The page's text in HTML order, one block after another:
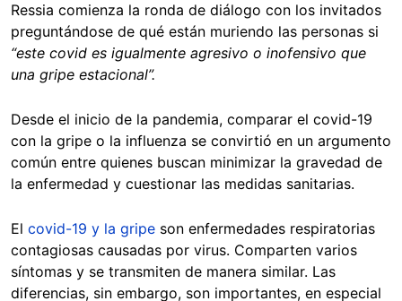
Ressia comienza la ronda de diálogo con los invitados
preguntándose de qué están muriendo las personas si
“este covid es igualmente agresivo o inofensivo que
una gripe estacional”.
Desde el inicio de la pandemia, comparar el covid-19
con la gripe o la influenza se convirtió en un argumento
común entre quienes buscan minimizar la gravedad de
la enfermedad y cuestionar las medidas sanitarias.
El covid-19 y la gripe son enfermedades respiratorias
contagiosas causadas por virus. Comparten varios
síntomas y se transmiten de manera similar. Las
diferencias, sin embargo, son importantes, en especial